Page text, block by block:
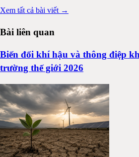
Xem tất cả bài viết →
Bài liên quan
Biến đổi khí hậu và thông điệp
trường thế giới 2026